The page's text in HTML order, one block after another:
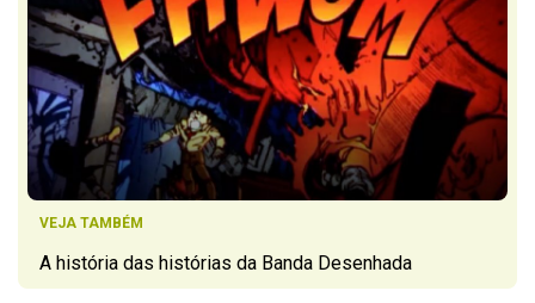
VEJA TAMBÉM
A história das histórias da Banda Desenhada